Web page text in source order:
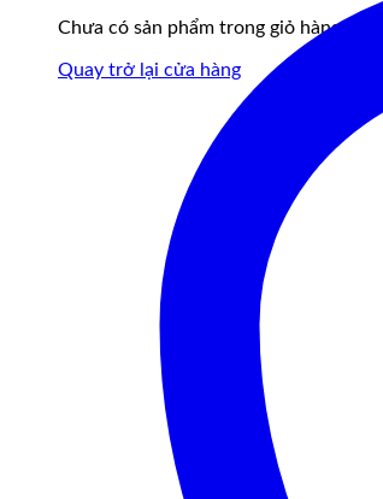
Chưa có sản phẩm trong giỏ hàng.
Quay trở lại cửa hàng